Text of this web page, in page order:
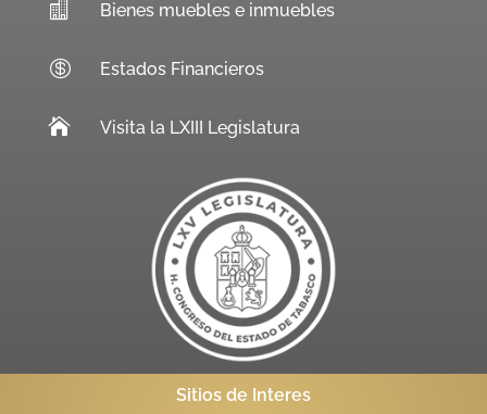
 Bienes muebles e inmuebles
 Estados Financieros
 Visita la LXIII Legislatura
Sitios de Interes